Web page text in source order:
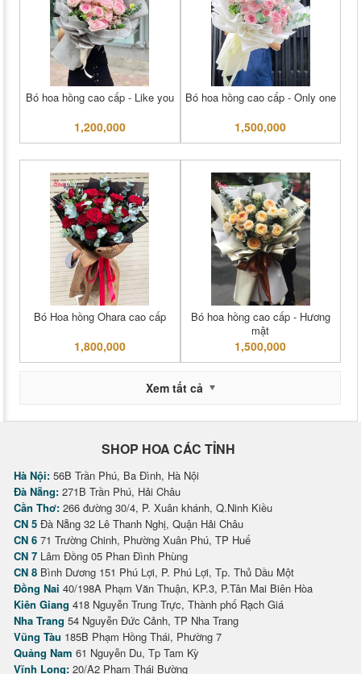
Bó hoa hồng cao cấp - Like you
1,200,000
Bó hoa hồng cao cấp - Only one
1,500,000
Bó Hoa hồng Ohara cao cấp
1,800,000
Bó hoa hồng cao cấp - Hương
mật
1,500,000
Xem tất cả
SHOP HOA CÁC TỈNH
Hà Nội: 56B Trần Phú, Ba Đình, Hà Nội
Đà Nẵng: 271B Trần Phú, Hải Châu
Cần Thơ: 266 đường 30/4, P. Xuân khánh, Q.Ninh Kiều
CN 5 Đà Nẵng 32 Lê Thanh Nghị, Quận Hải Châu
CN 6 71 Trường Chinh, Phường Xuân Phú, TP Huế
CN 7 Lâm Đồng 05 Phan Đình Phùng
CN 8 Bình Dương 151 Phú Lợi, P. Phú Lợi, Tp. Thủ Dầu Một
Đồng Nai 40/198A Phạm Văn Thuận, KP.3, P.Tân Mai Biên Hòa
Kiên Giang 418 Nguyễn Trung Trực, Thành phố Rạch Giá
Nha Trang 54 Nguyễn Đức Cảnh, TP Nha Trang
Vũng Tàu 185B Phạm Hồng Thái, Phường 7
Quảng Nam 61 Nguyễn Du, Tp Tam Kỳ
Vĩnh Long: 20/A2 Phạm Thái Bường